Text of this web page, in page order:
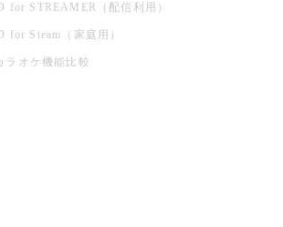
for STREAMER（配信利用）
for Steam（家庭用）
ラオケ機能比較